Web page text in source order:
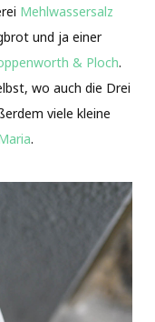
Mehlwassersalz
und ja einer
& Ploch.
wo auch die Drei
viele kleine
.